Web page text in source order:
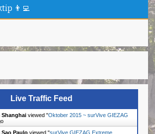
👨‍💻
Live Traffic Feed
Shanghai viewed "Oktober 2015 ~ surVive GIEZAG
Sao Paulo viewed "surVive GIEZAG Extreme